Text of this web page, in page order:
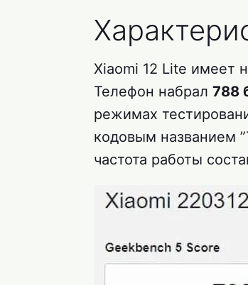
Xiaomi 12 Lite имеет
Телефон набрал 788
режимах
кодовым названием
частота работы